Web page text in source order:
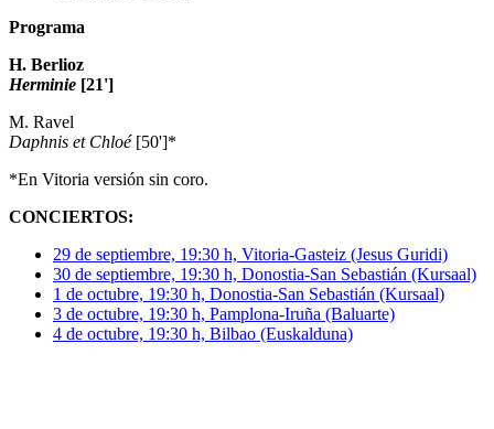
Programa
H. Berlioz
Herminie [21']
M. Ravel
Daphnis et Chloé[50']*
*En Vitoria versión sin coro.
CONCIERTOS:
29 de septiembre, 19:30 h, Vitoria-Gasteiz (Jesus Guridi)
30 de septiembre, 19:30 h, Donostia-San Sebastián (Kursaal)
1 de octubre, 19:30 h, Donostia-San Sebastián (Kursaal)
3 de octubre, 19:30 h, Pamplona-Iruña (Baluarte)
4 de octubre, 19:30 h, Bilbao (Euskalduna)